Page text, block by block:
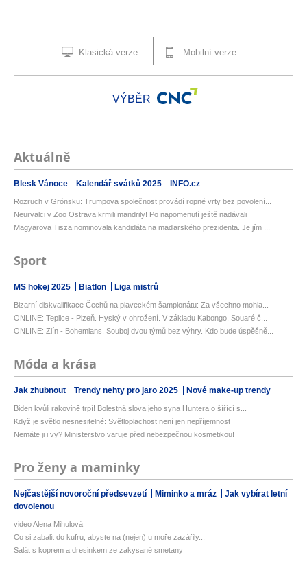
Klasická verze Mobilní verze
VÝBĚR
Aktuálně
Blesk Vánoce Kalendář svátků 2025 INFO.cz
Rozruch v Grónsku: Trumpova společnost provádí ropné vrty bez povolení...
Neurvalci v Zoo Ostrava krmili mandrily! Po napomenutí ještě nadávali
Magyarova Tisza nominovala kandidáta na maďarského prezidenta. Je jím ...
Sport
MS hokej 2025 Biatlon Liga mistrů
Bizarní diskvalifikace Čechů na plaveckém šampionátu: Za všechno mohla...
ONLINE: Teplice - Plzeň. Hyský v ohrožení. V základu Kabongo, Souaré č...
ONLINE: Zlín - Bohemians. Souboj dvou týmů bez výhry. Kdo bude úspěšně...
Móda a krása
Jak zhubnout Trendy nehty pro jaro 2025 Nové make-up trendy
Biden kvůli rakovině trpí! Bolestná slova jeho syna Huntera o šířící s...
Když je světlo nesnesitelné: Světloplachost není jen nepříjemnost
Nemáte ji i vy? Ministerstvo varuje před nebezpečnou kosmetikou!
Pro ženy a maminky
Nejčastější novoroční předsevzetí Miminko a mráz
Jak vybírat letní
dovolenou
video Alena Mihulová
Co si zabalit do kufru, abyste na (nejen) u moře zazářily...
Salát s koprem a dresinkem ze zakysané smetany